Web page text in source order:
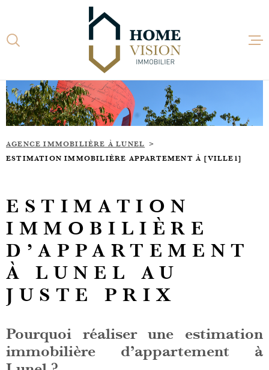
la
recherche
menu
principal
contenu
LOUER
AGENCE IMMOBILIÈRE À LUNEL
ESTIMATION IMMOBILIÈRE APPARTEMENT À [VILLE1]
ESTIMATION
IMMOBILIÈRE
D’APPARTEMENT
À LUNEL AU
JUSTE PRIX
Pourquoi réaliser une estimation
immobilière d’appartement à